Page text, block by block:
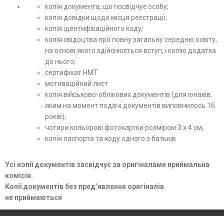
копія документа, що посвідчує особу;
копія довідки щодо місця реєстрації;
копія ідентифікаційного коду;
копія свідоцтва про повну загальну середню освіту,
на основі якого здійснюється вступ, і копію додатка
до нього;
сертифікат НМТ
мотиваційний лист
копія військово-облікових документів (для юнаків,
яким на момент подачі документів виповнилось 16
років);
чотири кольорові фотокартки розміром 3 х 4 см;
копія паспорта та коду одного з батьків
Усі копії документів засвідчує за оригіналами приймальна
комісія.
Копії документів без пред’явлення оригіналів
не приймаються